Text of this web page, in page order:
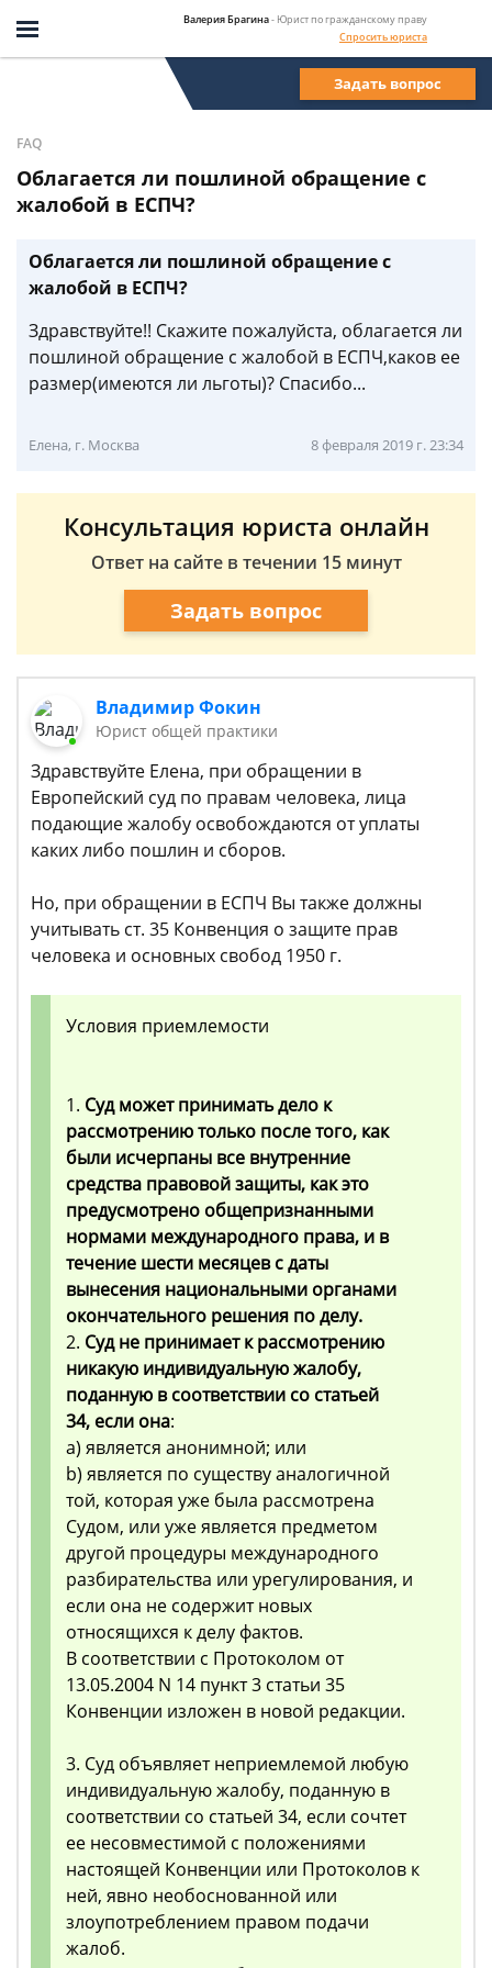
Валерия Брагина- Юрист по гражданскому праву
Спросить юриста
Задать вопрос
FAQ
Облагается ли пошлиной обращение с
жалобой в ЕСПЧ?
Облагается ли пошлиной обращение с
жалобой в ЕСПЧ?
Здравствуйте!! Скажите пожалуйста, облагается ли
пошлиной обращение с жалобой в ЕСПЧ,каков ее
размер(имеются ли льготы)? Спасибо...
Елена, г. Москва 8 февраля 2019 г. 23:34
Консультация юриста онлайн
Ответ на сайте в течении 15 минут
Задать вопрос
Владимир Фокин
Юрист общей практики
Здравствуйте Елена, при обращении в
Европейский суд по правам человека, лица
подающие жалобу освобождаются от уплаты
каких либо пошлин и сборов.
Но, при обращении в ЕСПЧ Вы также должны
учитывать ст. 35 Конвенция о защите прав
человека и основных свобод 1950 г.
Условия приемлемости
1. Суд может принимать дело к
рассмотрению только после того, как
были исчерпаны все внутренние
средства правовой защиты, как это
предусмотрено общепризнанными
нормами международного права, и в
течение шести месяцев с даты
вынесения национальными органами
окончательного решения по делу.
2. Суд не принимает к рассмотрению
никакую индивидуальную жалобу,
поданную в соответствии со статьей
34, если она:
a) является анонимной; или
b) является по существу аналогичной
той, которая уже была рассмотрена
Судом, или уже является предметом
другой процедуры международного
разбирательства или урегулирования, и
если она не содержит новых
относящихся к делу фактов.
В соответствии с Протоколом от
13.05.2004 N 14 пункт 3 статьи 35
Конвенции изложен в новой редакции.
3. Суд объявляет неприемлемой любую
индивидуальную жалобу, поданную в
соответствии со статьей 34, если сочтет
ее несовместимой с положениями
настоящей Конвенции или Протоколов к
ней, явно необоснованной или
злоупотреблением правом подачи
жалоб.